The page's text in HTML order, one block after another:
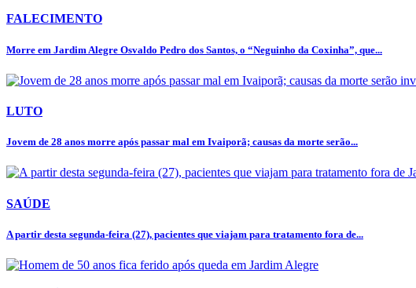
FALECIMENTO
Morre em Jardim Alegre Osvaldo Pedro dos Santos, o “Neguinho da Coxinha”, que...
LUTO
Jovem de 28 anos morre após passar mal em Ivaiporã; causas da morte serão...
SAÚDE
A partir desta segunda-feira (27), pacientes que viajam para tratamento fora de...